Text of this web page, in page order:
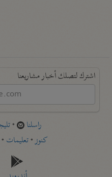
اشترك لتصلك أخبار مشاريعنا
راسلنا •
كنوز•تعليمات •